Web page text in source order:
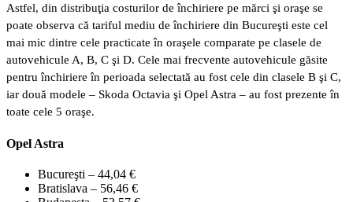
Astfel, din distribuţia costurilor de închiriere pe mărci şi oraşe se
poate observa că tariful mediu de închiriere din Bucureşti este cel
mai mic dintre cele practicate în oraşele comparate pe clasele de
autovehicule A, B, C şi D. Cele mai frecvente autovehicule găsite
pentru închiriere în perioada selectată au fost cele din clasele B şi C,
iar două modele – Skoda Octavia şi Opel Astra – au fost prezente în
toate cele 5 oraşe.
Opel Astra
Bucureşti – 44,04 €
Bratislava – 56,46 €